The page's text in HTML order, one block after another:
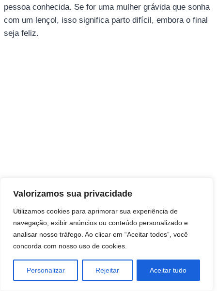
Valorizamos sua privacidade
Utilizamos cookies para aprimorar sua experiência de
navegação, exibir anúncios ou conteúdo personalizado e
analisar nosso tráfego. Ao clicar em “Aceitar todos”, você
concorda com nosso uso de cookies.
Personalizar Rejeitar Aceitar tudo
pessoa conhecida. Se for uma mulher grávida que sonha
com um lençol, isso significa parto difícil, embora o final
seja feliz.
Consultas e trabalhos espirituais
Brasil - Santa Catarina - São José